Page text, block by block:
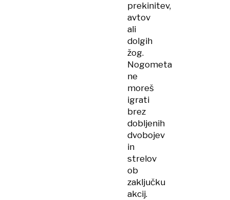
prekinitev,
avtov
ali
dolgih
žog.
Nogometa
ne
moreš
igrati
brez
dobljenih
dvobojev
in
strelov
ob
zaključku
akcij.